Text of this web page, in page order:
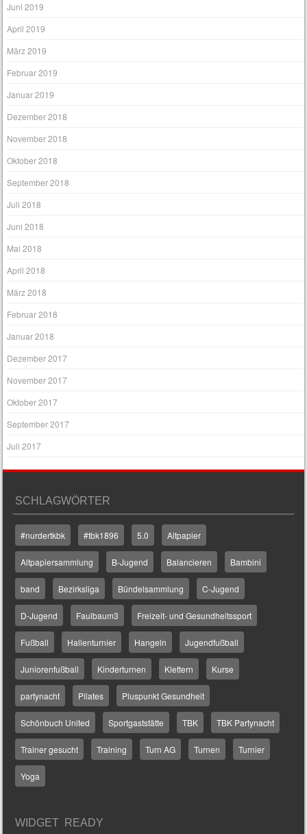
Juni 2019
April 2019
März 2019
Februar 2019
Januar 2019
Dezember 2018
November 2018
Oktober 2018
September 2018
Juli 2018
Juni 2018
Mai 2018
April 2018
März 2018
Februar 2018
Januar 2018
Dezember 2017
November 2017
Oktober 2017
September 2017
Juli 2017
SCHLAGWÖRTER
#nurdertkbk #tbk1896 5.0 Altpapier
Altpapiersammlung B-Jugend Balancieren Bambini
band Bezirksliga Bündelsammlung C-Jugend
D-Jugend Faulbaum3 Freizeit- und Gesundheitssport
Fußball Hallenturnier Hangeln Jugendfußball
Juniorenfußball Kinderturnen Klettern Kurse
partynacht Pilates Pluspunkt Gesundheit
Schönbuch United Sportgaststätte TBK TBK Partynacht
Trainer gesucht Training Turn AG Turnen Turnier
Yoga
WIDGET READY